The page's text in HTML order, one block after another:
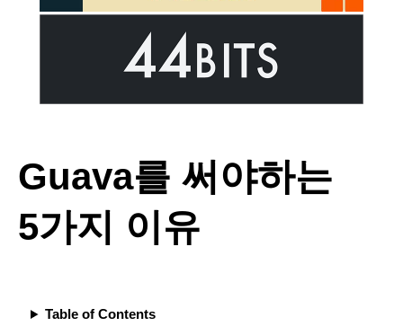
Guava를 써야하는
5가지 이유
Table of Contents